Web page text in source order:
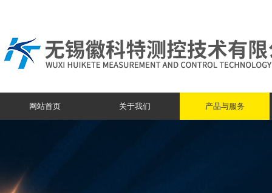
网站首页 关于我们 产品与服务